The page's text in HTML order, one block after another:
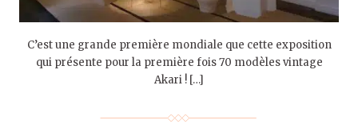
C’est une grande première mondiale que cette exposition
qui présente pour la première fois 70 modèles vintage
Akari ! […]